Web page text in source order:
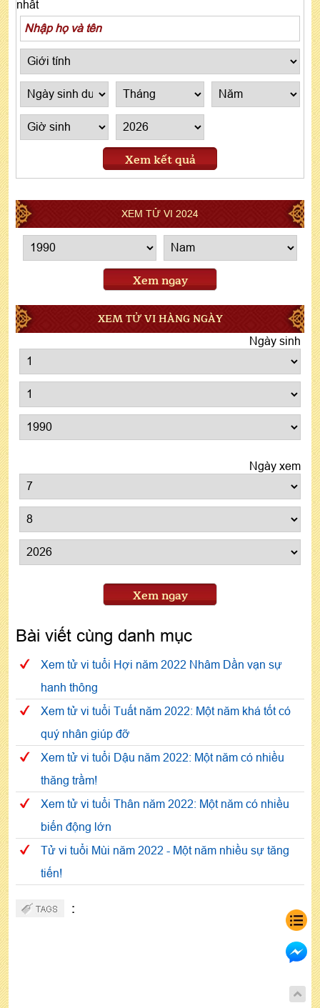
nhất
Xem kết quả
XEM TỬ VI 2024
Xem ngay
XEM TỬ VI HÀNG NGÀY
Ngày sinh
Ngày xem
Xem ngay
Bài viết cùng danh mục
Xem tử vi tuổi Hợi năm 2022 Nhâm Dần vạn sự
hanh thông
Xem tử vi tuổi Tuất năm 2022: Một năm khá tốt có
quý nhân giúp đỡ
Xem tử vi tuổi Dậu năm 2022: Một năm có nhiều
thăng trầm!
Xem tử vi tuổi Thân năm 2022: Một năm có nhiều
biến động lớn
Tử vi tuổi Mùi năm 2022 - Một năm nhiều sự tăng
tiến!
: